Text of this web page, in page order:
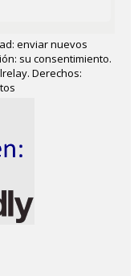
enviar nuevos
su consentimiento.
Derechos: